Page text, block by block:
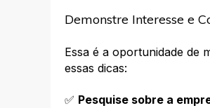
Demonstre Interesse e
Essa é a oportunidade de
essas dicas:
✅ Pesquise sobre a